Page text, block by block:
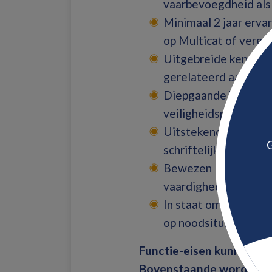
vaarbevoegdheid
Minimaal 2 jaar
op Multicat of
Uitgebreide kennis
gerelateerd aan
Diepgaande kennis
Uitstekende
schriftelijk.
Bewezen
vaardigheden.
In staat om onder
op noodsituaties.
Functie-eisen kunnen
Bovenstaande wordt